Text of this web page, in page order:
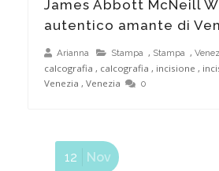
James Abbott McNeill
autentico amante di
Arianna Stampa , Stampa ,
calcografia , calcografia , incisione ,
Venezia , Venezia 0
12 Nov